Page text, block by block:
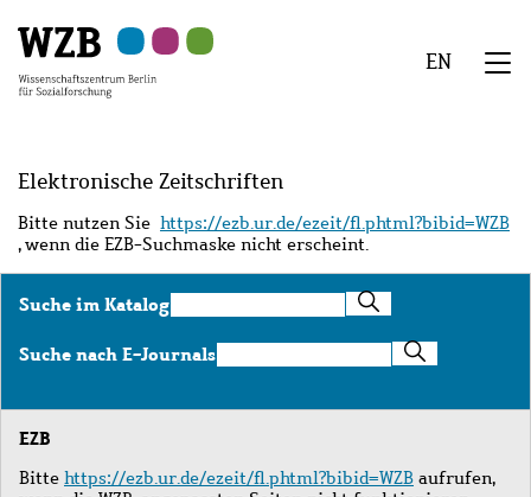
Hauptinhalt
springen
Navigation
springen
Suche
springen
Sekundärnavigation
springen
Fußzeile
springen
EN
Elektronische Zeitschriften
Bitte nutzen Sie https://ezb.ur.de/ezeit/fl.phtml?bibid=WZB
, wenn die EZB-Suchmaske nicht erscheint.
Suche im KatalogSuche
im
Katalog
Suche nach E-JournalsSuche
nach
Journals
EZB
Bitte https://ezb.ur.de/ezeit/fl.phtml?bibid=WZB aufrufen,